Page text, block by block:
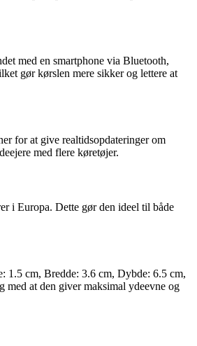
med en smartphone via Bluetooth,
gør kørslen mere sikker og lettere at
for at give realtidsopdateringer om
med flere køretøjer.
i Europa. Dette gør den ideel til både
1.5 cm, Bredde: 3.6 cm, Dybde: 6.5 cm,
at den giver maksimal ydeevne og